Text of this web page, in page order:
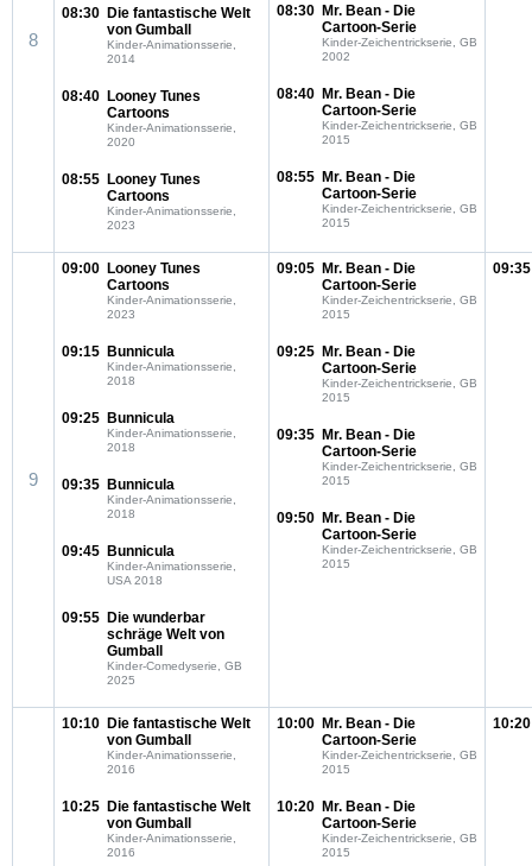
8
08:30 Die fantastische Welt
von Gumball
Kinder-Animationsserie,
2014
08:40 Looney Tunes
Cartoons
Kinder-Animationsserie,
2020
08:55 Looney Tunes
Cartoons
Kinder-Animationsserie,
2023
08:30 Mr. Bean - Die
Cartoon-Serie
Kinder-Zeichentrickserie, GB
2002
08:40 Mr. Bean - Die
Cartoon-Serie
Kinder-Zeichentrickserie, GB
2015
08:55 Mr. Bean - Die
Cartoon-Serie
Kinder-Zeichentrickserie, GB
2015
9
09:00 Looney Tunes
Cartoons
Kinder-Animationsserie,
2023
09:15 Bunnicula
Kinder-Animationsserie,
2018
09:25 Bunnicula
Kinder-Animationsserie,
2018
09:35 Bunnicula
Kinder-Animationsserie,
2018
09:45 Bunnicula
Kinder-Animationsserie,
USA 2018
09:55 Die wunderbar
schräge Welt von
Gumball
Kinder-Comedyserie, GB
2025
09:05 Mr. Bean - Die
Cartoon-Serie
Kinder-Zeichentrickserie, GB
2015
09:25 Mr. Bean - Die
Cartoon-Serie
Kinder-Zeichentrickserie, GB
2015
09:35 Mr. Bean - Die
Cartoon-Serie
Kinder-Zeichentrickserie, GB
2015
09:50 Mr. Bean - Die
Cartoon-Serie
Kinder-Zeichentrickserie, GB
2015
09:35
10:10 Die fantastische Welt
von Gumball
Kinder-Animationsserie,
2016
10:25 Die fantastische Welt
von Gumball
Kinder-Animationsserie,
2016
10:00 Mr. Bean - Die
Cartoon-Serie
Kinder-Zeichentrickserie, GB
2015
10:20 Mr. Bean - Die
Cartoon-Serie
Kinder-Zeichentrickserie, GB
2015
10:20